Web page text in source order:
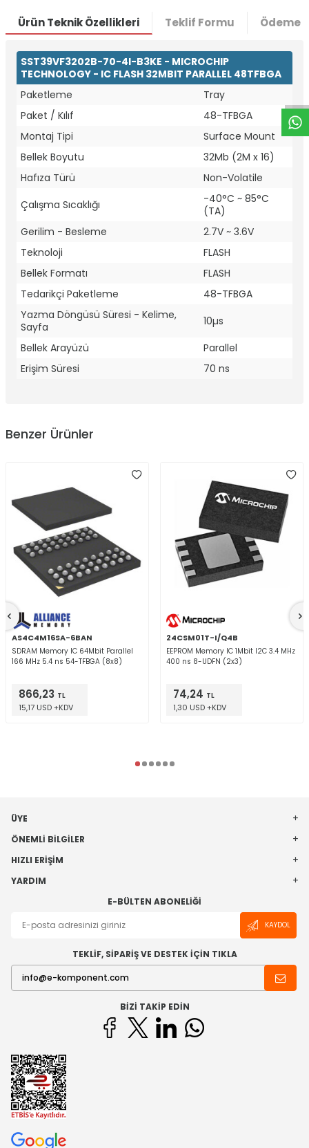
W
h
t
a
p
p
D
e
s
e
H
a
t
t
Ürün Teknik Özellikleri Teklif Formu Ödeme
SST39VF3202B-70-4I-B3KE - MICROCHIP
TECHNOLOGY - IC FLASH 32MBIT PARALLEL 48TFBGA
Paketleme
Tray
Paket / Kılıf
48-TFBGA
Montaj Tipi
Surface Mount
Bellek Boyutu
32Mb (2M x 16)
Hafıza Türü
Non-Volatile
Çalışma Sıcaklığı
-40°C ~ 85°C
(TA)
Gerilim - Besleme
2.7V ~ 3.6V
Teknoloji
FLASH
Bellek Formatı
FLASH
Tedarikçi Paketleme
48-TFBGA
Yazma Döngüsü Süresi - Kelime,
Sayfa
10µs
Bellek Arayüzü
Parallel
Erişim Süresi
70 ns
Benzer Ürünler
AS4C4M16SA-6BAN
SDRAM Memory IC 64Mbit Parallel
166 MHz 5.4 ns 54-TFBGA (8x8)
866,23 TL
15,17 USD +KDV
24CSM01T-I/Q4B
EEPROM Memory IC 1Mbit I2C 3.4 MHz
400 ns 8-UDFN (2x3)
74,24 TL
1,30 USD +KDV
ÜYE
ÖNEMLI BILGILER
HIZLI ERIŞIM
YARDIM
E-BÜLTEN ABONELIĞI
KAYDOL
TEKLİF, SİPARİŞ VE DESTEK İÇİN TIKLA
BIZI TAKIP EDIN